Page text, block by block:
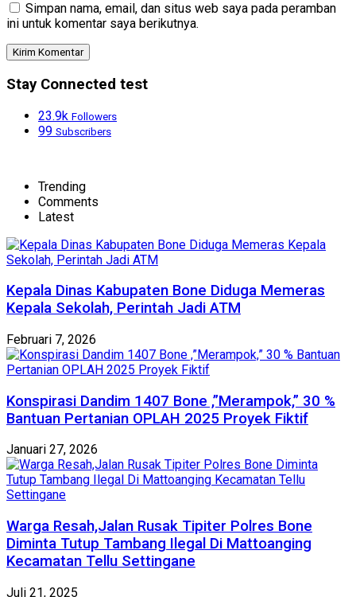
Simpan nama, email, dan situs web saya pada peramban
ini untuk komentar saya berikutnya.
Stay Connected test
23.9k Followers
99 Subscribers
Trending
Comments
Latest
Kepala Dinas Kabupaten Bone Diduga Memeras
Kepala Sekolah, Perintah Jadi ATM
Februari 7, 2026
Konspirasi Dandim 1407 Bone ,”Merampok,” 30 %
Bantuan Pertanian OPLAH 2025 Proyek Fiktif
Januari 27, 2026
Warga Resah,Jalan Rusak Tipiter Polres Bone
Diminta Tutup Tambang Ilegal Di Mattoanging
Kecamatan Tellu Settingane
Juli 21, 2025